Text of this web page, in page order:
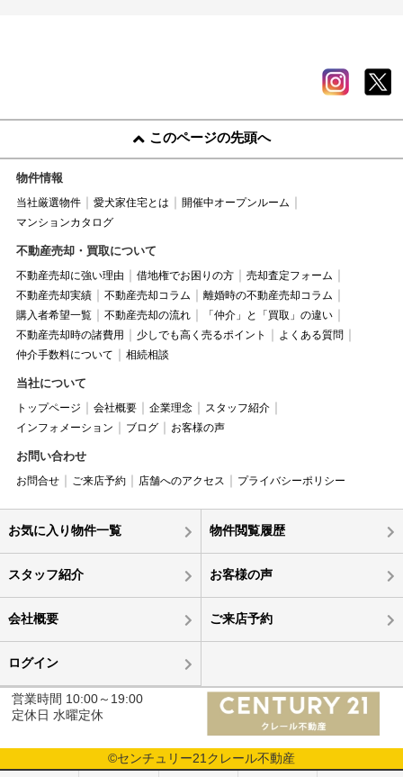
このページの先頭へ
物件情報
当社厳選物件 愛犬家住宅とは
開催中オープンルーム
マンションカタログ
不動産売却・買取について
不動産売却に強い理由 借地権でお困りの方
売却査定フォーム
不動産売却実績
不動産売却コラム
離婚時の不動産売却コラム
購入者希望一覧
不動産売却の流れ
「仲介」と「買取」の違い
不動産売却時の諸費用
少しでも高く売るポイント
よくある質問
仲介手数料について
相続相談
当社について
トップページ 会社概要 企業理念
スタッフ紹介
インフォメーション
ブログ お客様の声
お問い合わせ
お問合せ ご来店予約 店舗へのアクセス プライバシーポリシー
お気に入り物件一覧 物件閲覧履歴
スタッフ紹介 お客様の声
会社概要 ご来店予約
ログイン
営業時間 10:00～19:00
定休日 水曜定休
©センチュリー21クレール不動産